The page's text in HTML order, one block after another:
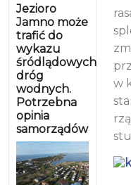
Jezioro
Jamno może
trafić do
wykazu
śródlądowych
dróg
wodnych.
Potrzebna
opinia
samorządów
w